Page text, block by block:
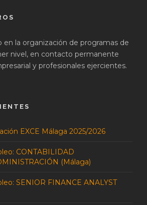
en la organización de programas de
nivel, en contacto permanente
y profesionales ejercientes.
EXCE Málaga 2025/2026
CONTABILIDAD
(Málaga)
SENIOR FINANCE ANALYST